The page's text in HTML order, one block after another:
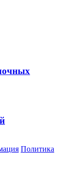
Политика